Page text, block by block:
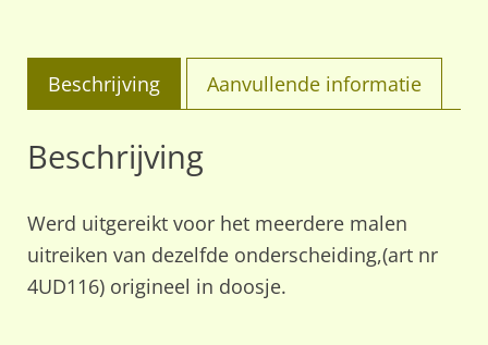
Beschrijving Aanvullende informatie
Beschrijving
Werd uitgereikt voor het meerdere malen
uitreiken van dezelfde onderscheiding,(art nr
4UD116) origineel in doosje.